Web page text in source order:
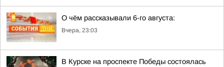
О чём рассказывали 6-го августа:
Вчера, 23:03
В Курске на проспекте Победы состоялась